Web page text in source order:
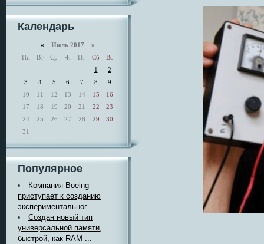
Календарь
« Июль 2017 »
Пн
Вт Ср Чт Пт Сб
Вс
1
2
3
4 5 6 7 8
9
10
11 12 13 14 15
16
17
18 19 20 21 22
23
24
25 26 27 28 29
30
31
Популярное
Компания Boeing
приступает к созданию
экспериментальног ...
Создан новый тип
универсальной памяти,
быстрой, как RAM ...